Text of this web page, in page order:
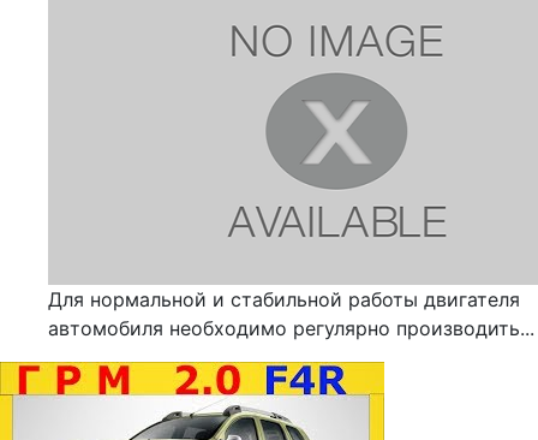
Для нормальной и стабильной работы двигателя
автомобиля необходимо регулярно производить...